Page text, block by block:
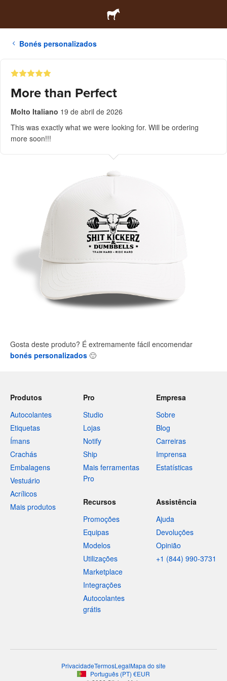
Bonés personalizados
More than Perfect
Molto Italiano 19 de abril de 2026
This was exactly what we were looking for. Will be ordering
more soon!!!
Gosta deste produto? É extremamente fácil encomendar
bonés personalizados 🙂
Produtos
Autocolantes
Etiquetas
Ímans
Crachás
Embalagens
Vestuário
Acrílicos
Mais produtos
Pro
Studio
Lojas
Notify
Ship
Mais ferramentas
Pro
Empresa
Sobre
Blog
Carreiras
Imprensa
Estatísticas
Recursos
Promoções
Equipas
Modelos
Utilizações
Marketplace
Integrações
Autocolantes
grátis
Assistência
Ajuda
Devoluções
Opinião
+1 (844) 990-3731
PrivacidadeTermosLegalMapa do site
Português (PT) €EUR